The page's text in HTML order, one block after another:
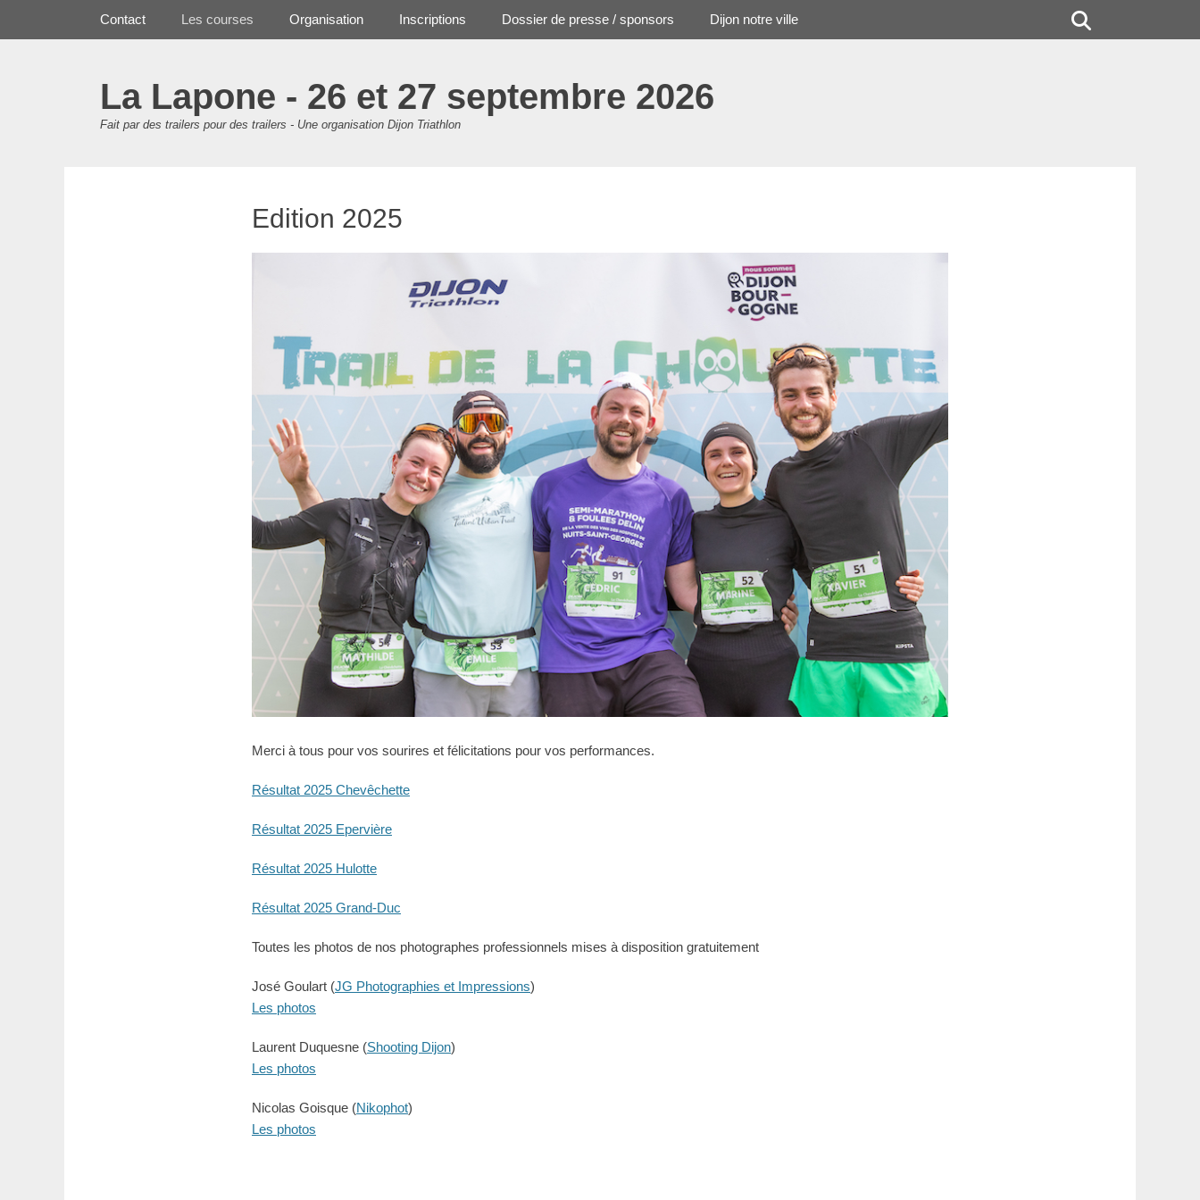
La Lapone - 26 et 27 septembre 2026
Fait par des trailers pour des trailers - Une organisation Dijon Triathlon
Premier Menu
Contact Les courses Organisation Inscriptions Dossier de presse / sponsors Dijon notre ville
Edition 2025
Merci à tous pour vos sourires et félicitations pour vos performances.
Résultat 2025 Chevêchette
Résultat 2025 Epervière
Résultat 2025 Hulotte
Résultat 2025 Grand-Duc
Toutes les photos de nos photographes professionnels mises à disposition gratuitement
José Goulart (JG Photographies et Impressions)
Les photos
Laurent Duquesne (Shooting Dijon)
Les photos
Nicolas Goisque (Nikophot)
Les photos